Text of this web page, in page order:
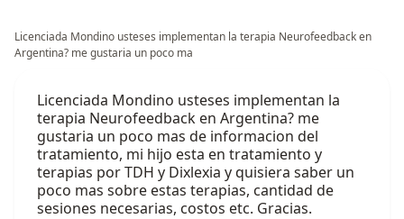
Licenciada Mondino usteses implementan la terapia Neurofeedback en
Argentina? me gustaria un poco ma
Licenciada Mondino usteses implementan la
terapia Neurofeedback en Argentina? me
gustaria un poco mas de informacion del
tratamiento, mi hijo esta en tratamiento y
terapias por TDH y Dixlexia y quisiera saber un
poco mas sobre estas terapias, cantidad de
sesiones necesarias, costos etc. Gracias.